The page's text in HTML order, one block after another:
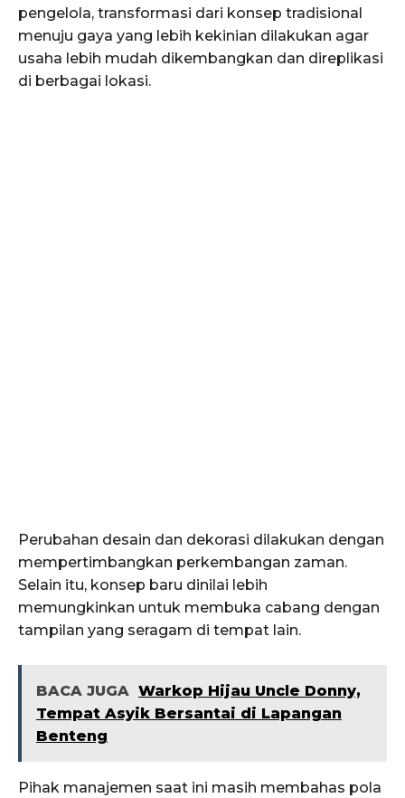
pengelola, transformasi dari konsep tradisional
menuju gaya yang lebih kekinian dilakukan agar
usaha lebih mudah dikembangkan dan direplikasi
di berbagai lokasi.
Perubahan desain dan dekorasi dilakukan dengan
mempertimbangkan perkembangan zaman.
Selain itu, konsep baru dinilai lebih
memungkinkan untuk membuka cabang dengan
tampilan yang seragam di tempat lain.
BACA JUGA Warkop Hijau Uncle Donny,
Tempat Asyik Bersantai di Lapangan
Benteng
Pihak manajemen saat ini masih membahas pola